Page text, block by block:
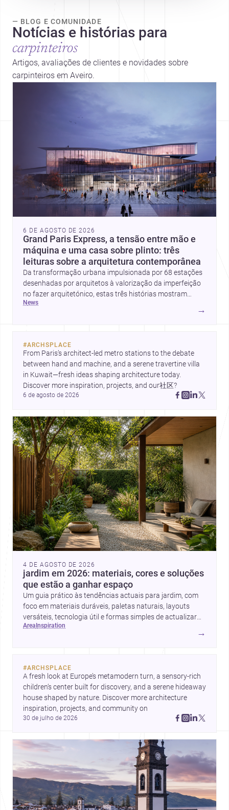
— BLOG E COMUNIDADE
Notícias e histórias para
carpinteiros
Artigos, avaliações de clientes e novidades sobre
carpinteiros em Aveiro.
6 DE AGOSTO DE 2026
Grand Paris Express, a tensão entre mão e
máquina e uma casa sobre plinto: três
leituras sobre a arquitetura contemporânea
Da transformação urbana impulsionada por 68 estações
desenhadas por arquitetos à valorização da imperfeição
no fazer arquitetónico, estas três histórias mostram
como a disciplina continua a reinventar cidades, materiais
contemporânea.
news
→
#ARCHSPLACE
From Paris’s architect-led metro stations to the debate
between hand and machine, and a serene travertine villa
in Kuwait—fresh ideas shaping architecture today.
Discover more inspiration, projects, and our社区?
6 de agosto de 2026
4 DE AGOSTO DE 2026
jardim em 2026: materiais, cores e soluções
que estão a ganhar espaço
Um guia prático às tendências actuais para jardim, com
foco em materiais duráveis, paletas naturais, layouts
versáteis, tecnologia útil e formas simples de actualizar
sem obras totais.
area inspiration
→
#ARCHSPLACE
A fresh look at Europe’s metamodern turn, a sensory-rich
children’s center built for discovery, and a serene hideaway
house shaped by nature. Discover more architecture
30 de julho de 2026